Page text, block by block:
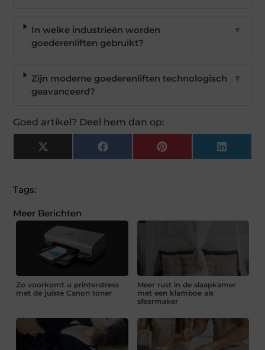
In welke industrieën worden
goederenliften gebruikt?
▼
Zijn moderne goederenliften technologisch
geavanceerd?
▼
Goed artikel? Deel hem dan op:
X
(Twitter)
Facebook Pinterest
Tags:
Meer Berichten
Zo voorkomt u printerstress
met de juiste Canon toner
Meer rust in de slaapkamer
met een klamboe als
sfeermaker